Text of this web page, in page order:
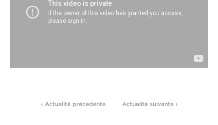
‹ Actualité précedente Actualité suivante ›